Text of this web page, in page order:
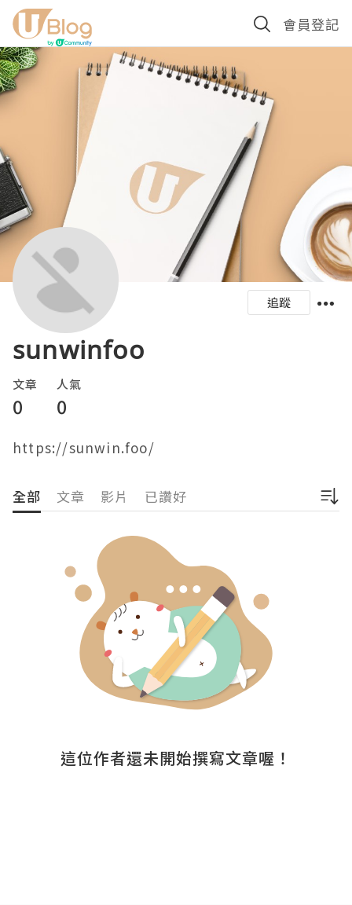
會員登記
追蹤
sunwinfoo
文章
0
人氣
0
全部 文章 影片 已讚好
這位作者還未開始撰寫文章喔！